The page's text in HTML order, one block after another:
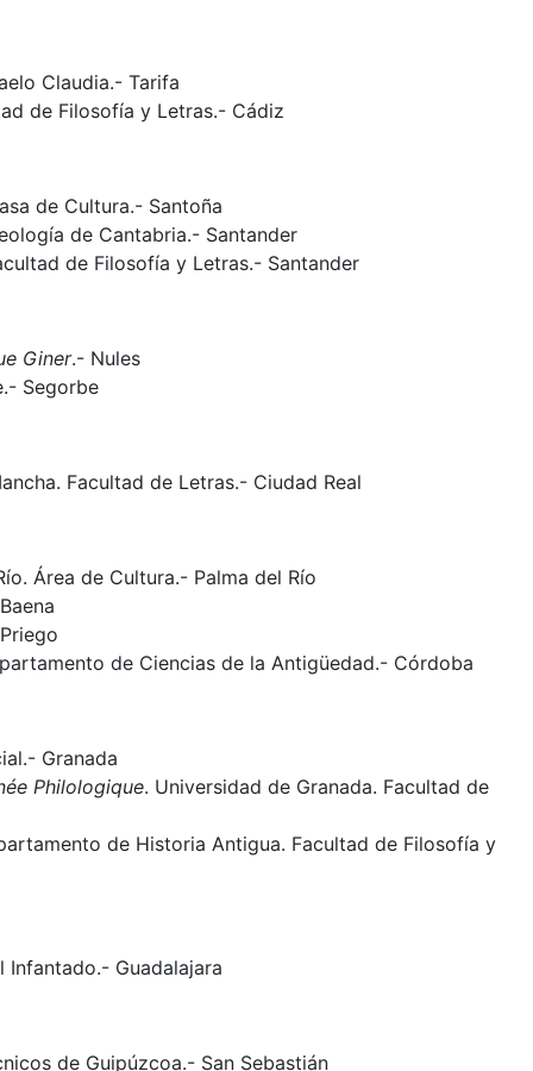
Claudia.- Tarifa
de Filosofía y Letras.- Cádiz
de Cultura.- Santoña
de Cantabria.- Santander
de Filosofía y Letras.- Santander
Giner.- Nules
Segorbe
Facultad de Letras.- Ciudad Real
Área de Cultura.- Palma del Río
de Ciencias de la Antigüedad.- Córdoba
Granada
Philologique. Universidad de Granada. Facultad de
de Historia Antigua. Facultad de Filosofía y
Infantado.- Guadalajara
de Guipúzcoa.- San Sebastián